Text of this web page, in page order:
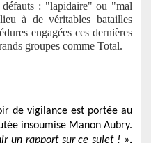
: "lapidaire" ou "mal
à de véritables batailles
engagées ces dernières
groupes comme Total.
de vigilance est portée au
insoumise Manon Aubry.
un rapport sur ce sujet ! »,